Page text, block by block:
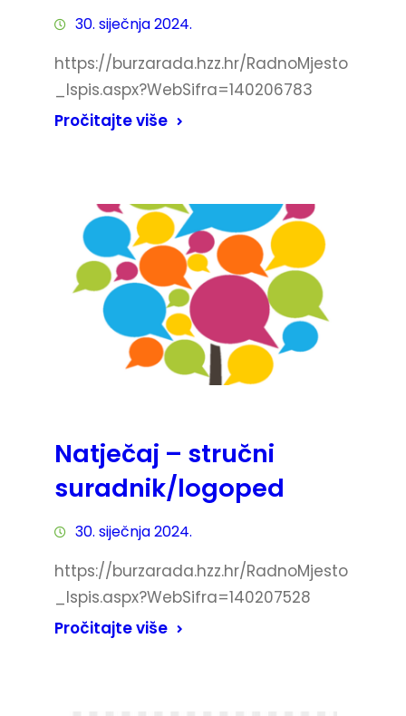
30. siječnja 2024.
https://burzarada.hzz.hr/RadnoMjesto
_Ispis.aspx?WebSifra=140206783
Pročitajte više
Natječaj – stručni
suradnik/logoped
30. siječnja 2024.
https://burzarada.hzz.hr/RadnoMjesto
_Ispis.aspx?WebSifra=140207528
Pročitajte više